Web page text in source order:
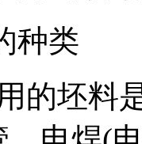
类
的坯料